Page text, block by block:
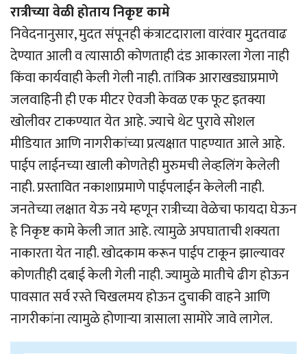
रात्रीच्या वेळी होताय निकृष्ट कामे
निवेदनानुसार, मुदत संपूनही कंत्राटदाराला वारंवार मुदतवाढ
देण्यात आली व त्यासाठी कोणताही दंड आकारला गेला नाही
किंवा कार्यवाही केली गेली नाही. तांत्रिक आराखड्याप्रमाणे
जलवाहिनी ही एक मीटर ऐवजी केवळ एक फूट इतक्या
खोलीवर टाकण्यात येत आहे. ज्याचे थेट पुरावे सोशल
मीडियात आणि नागरीकांच्या प्रत्यक्षात पाहण्यात आले आहे.
पाईप लाईनच्या खाली कोणतेही मुरुमची लेव्हलिंग केलेली
नाही. प्रस्तावित नकाशाप्रमाणे पाईपलाईन केलेली नाही.
जनतेच्या लक्षात येऊ नये म्हणून रात्रीच्या वेळेचा फायदा घेऊन
हे निकृष्ट कामे केली जात आहे. त्यामुळे अपघाताची शक्यता
नाकारता येत नाही. खोदकाम करून पाईप टाकून झाल्यावर
कोणतीही दबाई केली गेली नाही. ज्यामुळे मातीचे ढीग होऊन
पावसात सर्व रस्ते चिखलमय होऊन दुचाकी वाहने आणि
नागरीकांना त्यामुळे होणार्‍या त्रासाला सामोरे जावे लागेल.